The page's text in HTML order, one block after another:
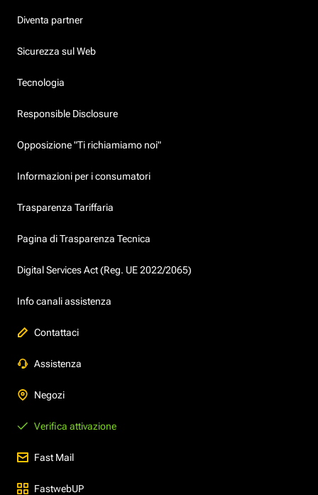
Diventa partner
Sicurezza sul Web
Tecnologia
Responsible Disclosure
Opposizione "Ti richiamiamo noi"
Informazioni per i consumatori
Trasparenza Tariffaria
Pagina di Trasparenza Tecnica
Digital Services Act (Reg. UE 2022/2065)
Info canali assistenza
Contattaci
Assistenza
Negozi
Verifica attivazione
Fast Mail
FastwebUP